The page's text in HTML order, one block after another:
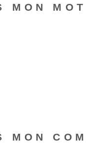
MON
MON